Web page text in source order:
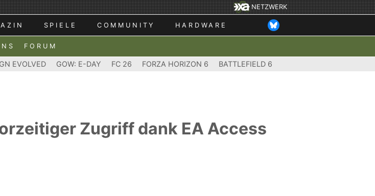
NETZWERK
SPIELE COMMUNITY HARDWARE
FORUM
EVOLVED GOW: E-DAY FC 26 FORZA HORIZON 6 BATTLEFIELD 6
Zugriff dank EA Access